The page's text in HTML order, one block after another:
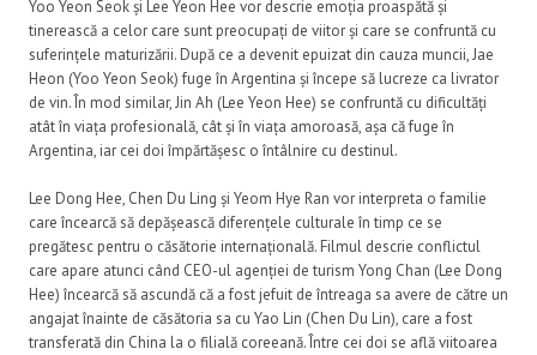
Yoo Yeon Seok și Lee Yeon Hee vor descrie emoția proaspătă și
tinerească a celor care sunt preocupați de viitor și care se confruntă cu
suferințele maturizării. După ce a devenit epuizat din cauza muncii, Jae
Heon (Yoo Yeon Seok) fuge în Argentina și începe să lucreze ca livrator
de vin. În mod similar, Jin Ah (Lee Yeon Hee) se confruntă cu dificultăți
atât în ​​viața profesională, cât și în viața amoroasă, așa că fuge în
Argentina, iar cei doi împărtășesc o întâlnire cu destinul.
Lee Dong Hee, Chen Du Ling și Yeom Hye Ran vor interpreta o familie
care încearcă să depășească diferențele culturale în timp ce se
pregătesc pentru o căsătorie internațională. Filmul descrie conflictul
care apare atunci când CEO-ul agenției de turism Yong Chan (Lee Dong
Hee) încearcă să ascundă că a fost jefuit de întreaga sa avere de către un
angajat înainte de căsătoria sa cu Yao Lin (Chen Du Lin), care a fost
transferată din China la o filială coreeană. Între cei doi se află viitoarea